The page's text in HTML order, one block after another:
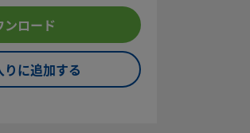
ンロード
りに追加する